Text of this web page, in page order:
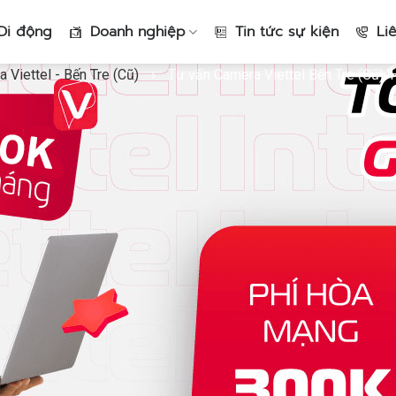
động Doanh nghiệp Tin tức sự kiện
Viettel - Bến Tre (Cũ) › Tư vấn Camera Viettel Bến Tre (Cũ):